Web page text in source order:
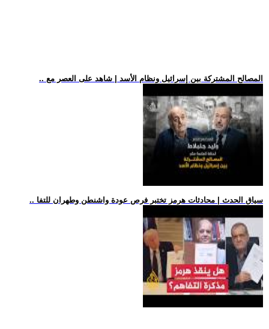
.. المصالح المشتركة بين إسرائيل ونظام الأسد | شاهد على العصر مع
.. سياق الحدث | محادثات هرمز تختبر فرص عودة واشنطن وطهران للتفا